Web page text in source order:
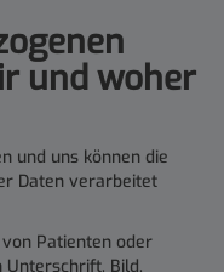
und woher
und uns können die
Daten verarbeitet
Patienten oder
Bild,